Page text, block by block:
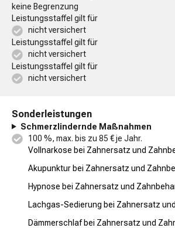
keine Begrenzung
Leistungsstaffel gilt für
nicht versichert
Leistungsstaffel gilt für
nicht versichert
Leistungsstaffel gilt für
nicht versichert
Sonderleistungen
Schmerzlindernde Maßnahmen
100 %, max. bis zu 85 € je Jahr.
Vollnarkose bei Zahnersatz und
Akupunktur bei Zahnersatz und
Hypnose bei Zahnersatz und
Lachgas-Sedierung bei Zahnersatz
Dämmerschlaf bei Zahnersatz und